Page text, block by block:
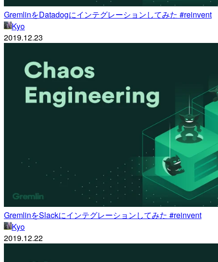
GremlinをDatadogにインテグレーションしてみた #reinvent
Kyo
2019.12.23
GremlinをSlackにインテグレーションしてみた #reinvent
Kyo
2019.12.22